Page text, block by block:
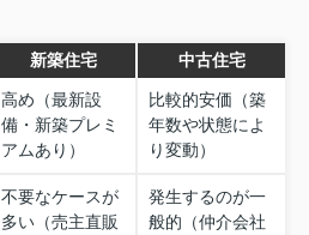
新築住宅 中古住宅
高め（最新設
備・新築プレミ
アムあり）
比較的安価（築
年数や状態によ
り変動）
不要なケースが
多い（売主直販
発生するのが一
般的（仲介会社